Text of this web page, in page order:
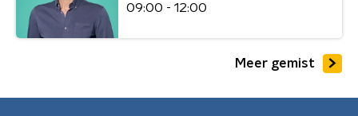
09:00 - 12:00
Meer gemist